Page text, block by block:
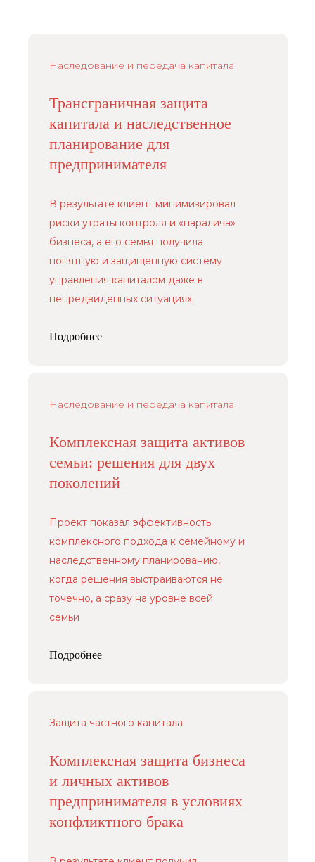
Наследование и передача капитала
Трансграничная защита
капитала и наследственное
планирование для
предпринимателя
В результате клиент минимизировал
риски утраты контроля и «паралича»
бизнеса, а его семья получила
понятную и защищённую систему
управления капиталом даже в
непредвиденных ситуациях.
Подробнее
Наследование и передача капитала
Комплексная защита активов
семьи: решения для двух
поколений
Проект показал эффективность
комплексного подхода к семейному и
наследственному планированию,
когда решения выстраиваются не
точечно, а сразу на уровне всей
семьи
Подробнее
Защита частного капитала
Комплексная защита бизнеса
и личных активов
предпринимателя в условиях
конфликтного брака